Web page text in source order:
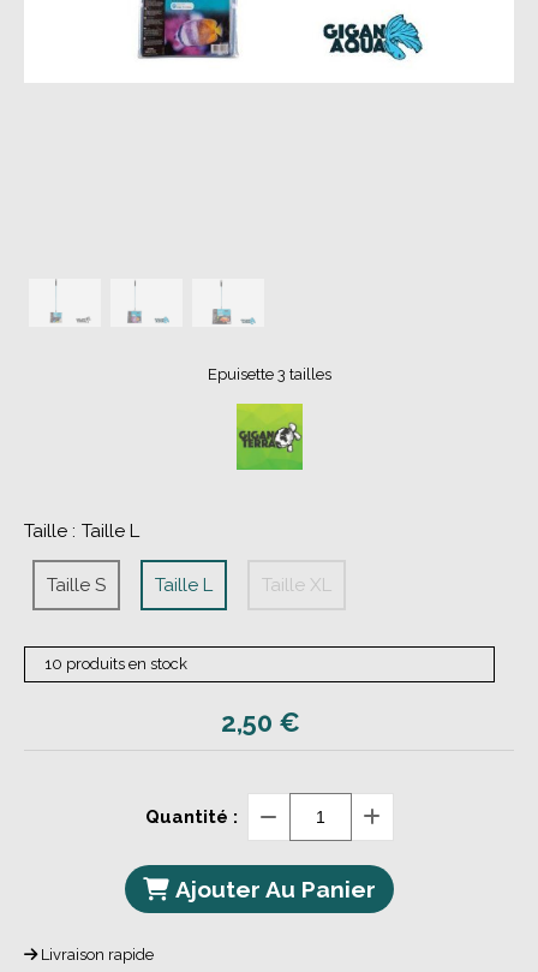
Epuisette 3 tailles
Taille : Taille L
Taille S Taille L Taille XL
2,50 €
Quantité :
10 produits en stock
Ajouter Au Panier
Livraison rapide